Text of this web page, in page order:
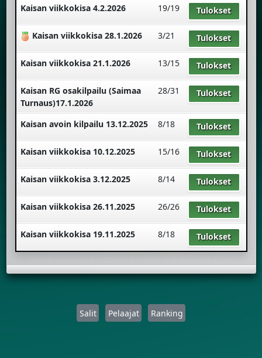
Kaisan viikkokisa 4.2.2026 19/19 Tulokset
Kaisan viikkokisa 28.1.2026 3/21 Tulokset
Kaisan viikkokisa 21.1.2026 13/15 Tulokset
Kaisan RG osakilpailu (Saimaa
Turnaus)17.1.2026
28/31 Tulokset
Kaisan avoin kilpailu 13.12.2025 8/18 Tulokset
Kaisan viikkokisa 10.12.2025 15/16 Tulokset
Kaisan viikkokisa 3.12.2025 8/14 Tulokset
Kaisan viikkokisa 26.11.2025 26/26 Tulokset
Kaisan viikkokisa 19.11.2025 8/18 Tulokset
Salit Pelaajat Ranking